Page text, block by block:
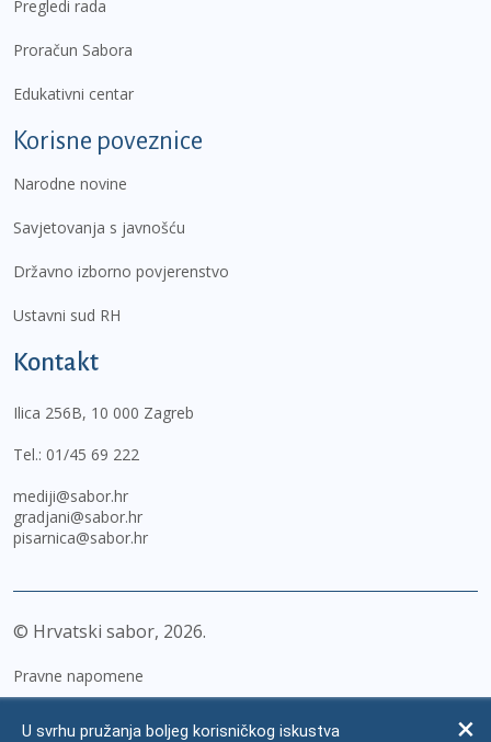
Pregledi rada
Proračun Sabora
Edukativni centar
Korisne poveznice
Narodne novine
Savjetovanja s javnošću
Državno izborno povjerenstvo
Ustavni sud RH
Kontakt
Ilica 256B, 10 000 Zagreb
Tel.: 01/45 69 222
mediji@sabor.hr
gradjani@sabor.hr
pisarnica@sabor.hr
© Hrvatski sabor, 2026
Pravne napomene
U svrhu pružanja boljeg korisničkog iskustva